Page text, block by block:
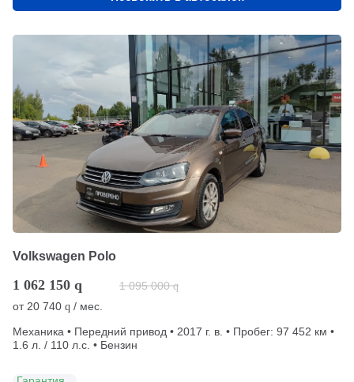
Volkswagen Polo
1 062 150 q 1 095 000 q
от 20 740 q / мес.
Механика • Передний привод • 2017 г. в. • Пробег: 97 452 км •
1.6 л. / 110 л.с. • Бензин